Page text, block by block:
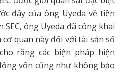
đây của ông Uyeda về tiền
SEC, ông Uyeda đã công khai
cơ quan này đối với tài sản số
rằng các biện pháp hiện
vốn cũng như không bảo